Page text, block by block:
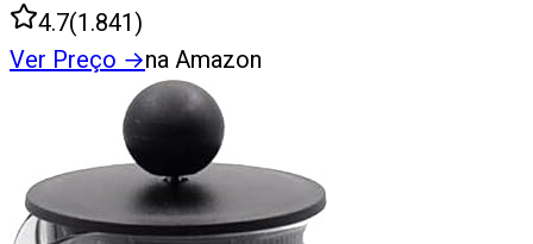
4.7(1.841)
Ver Preço →na Amazon